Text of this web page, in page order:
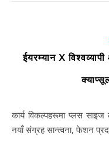
ईयरम्यान X
कार्य विकल्पहरूमा प्लस साइज लगाउन प्रयास गर्दै? टर्च्रिडले स्टुडियो भनेको
नयाँ संग्रह सान्त्वना, फेशन